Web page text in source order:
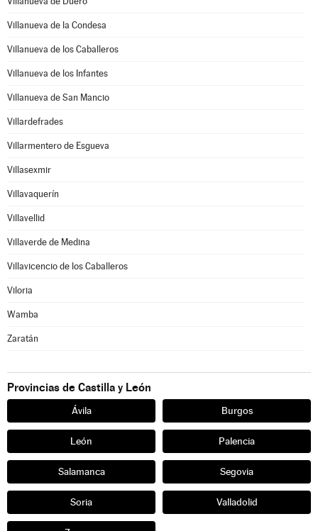
Villanueva de la Condesa
Villanueva de los Caballeros
Villanueva de los Infantes
Villanueva de San Mancio
Villardefrades
Villarmentero de Esgueva
Villasexmir
Villavaquerín
Villavellid
Villaverde de Medina
Villavicencio de los Caballeros
Viloria
Wamba
Zaratán
Provincias de Castilla y León
Ávila Burgos
León Palencia
Salamanca Segovia
Soria Valladolid